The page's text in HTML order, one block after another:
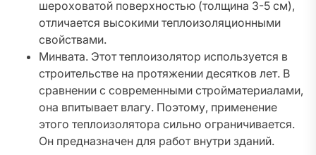
шероховатой поверхностью (толщина 3-5 см),
отличается высокими теплоизоляционными
свойствами.
Минвата. Этот теплоизолятор используется в
строительстве на протяжении десятков лет. В
сравнении с современными стройматериалами,
она впитывает влагу. Поэтому, применение
этого теплоизолятора сильно ограничивается.
Он предназначен для работ внутри зданий.